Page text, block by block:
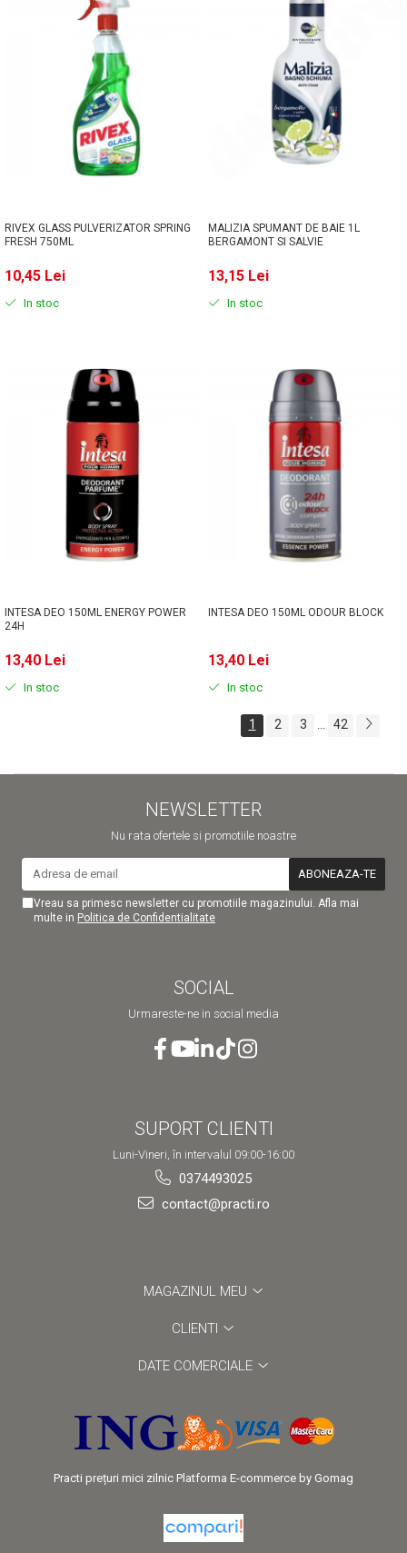
RIVEX GLASS PULVERIZATOR SPRING
FRESH 750ML
10,45 Lei
In stoc
MALIZIA SPUMANT DE BAIE 1L
BERGAMONT SI SALVIE
13,15 Lei
In stoc
INTESA DEO 150ML ENERGY POWER
24H
13,40 Lei
In stoc
INTESA DEO 150ML ODOUR BLOCK
13,40 Lei
In stoc
1 2 3 42
NEWSLETTER
Nu rata ofertele si promotiile noastre
Vreau sa primesc newsletter cu promotiile magazinului. Afla mai
multe in Politica de Confidentialitate
SOCIAL
Urmareste-ne in social media
SUPORT CLIENTI
Luni-Vineri, în intervalul 09:00-16:00
0374493025
contact@practi.ro
MAGAZINUL MEU
CLIENTI
DATE COMERCIALE
Practi prețuri mici zilnic Platforma E-commerce by Gomag